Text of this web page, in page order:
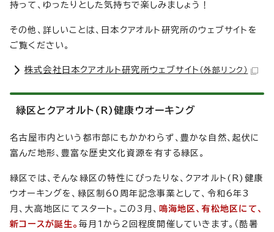
持って、ゆったりとした気持ちで楽しみましょう！
その他、詳しいことは、日本クアオルト研究所のウェブサイトを
ご覧ください。
株式会社日本クアオルト研究所ウェブサイト （外部リンク）
緑区とクアオルト(R)健康ウオーキング
名古屋市内という都市部にもかかわらず、豊かな自然、起伏に
富んだ地形、豊富な歴史文化資源を有する緑区。
緑区では、そんな緑区の特性にぴったりな、クアオルト(R)健康
ウオーキングを、緑区制60周年記念事業として、令和6年3
月、大高地区にてスタート。この3月、 鳴海地区、有松地区にて、
新コースが誕生。 毎月1から2回程度開催していきます。（酷暑